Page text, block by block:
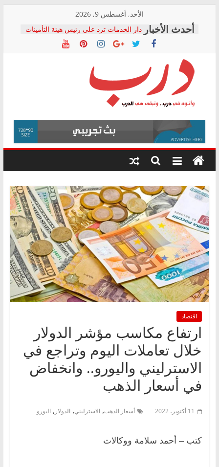
content
الأحد, أغسطس 9, 2026
دار الخدمات ترد على رئيس هيئة التأمينات
بعد مؤتمره الصحفي: إنكار الأزمة لا ينهي
معاناة أصحاب المعاشات.. ونطالب بكشف
فرحات سليمان يكتب: القطاع الصحي إلى
أين؟
حزب التحالف الشعبي يطلق لجنة “الحق
في الصحة” بالإسكندرية لرصد الانتهاكات
ودعم المرضى
الوزاري لمدينة الصحفيين.. وانتهاء أعمال
إنشاء المبنى الإداري
المجلس القومي لحقوق الإنسان يعلن
متابعة قضية الدكتور محمد زهران.. ويؤكد:
قرينة البراءة وضمانات المحاكمة العادلة
درب
وأتوه
درب..
وتبقى
هي
اقتصاد
ارتفاع مكاسب مؤشر الدولار
خلال تعاملات اليوم وتراجع في
الاسترليني واليورو.. وانخفاض
في أسعار الذهب
11 أكتوبر، 2022 أسعار الذهب, الاسترليني, الدولار , اليورو
كتب – أحمد سلامة ووكالات